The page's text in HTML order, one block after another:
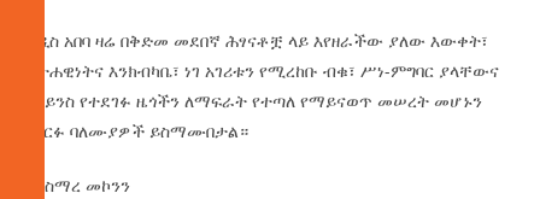
አዲስ አበባ ዛሬ በቅድመ መደበኛ ሕፃናቶቿ ላይ እየዘራችው ያለው እውቀት፣
ፍትሐዊነትና እንክብካቤ፣ ነገ አገሪቱን የሚረከቡ ብቁ፣ ሥነ-ምግባር ያላቸውና
በሳይንስ የተደገፉ ዜጎችን ለማፍራት የተጣለ የማይናወጥ መሠረት መሆኑን
የዘርፉ ባለሙያዎች ይስማሙበታል።
በአስማረ መኮንን